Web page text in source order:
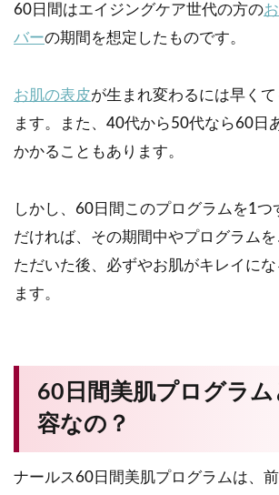
60日間はエイジングケア世代の方の
バーの期間を想定したものです。
お肌の表皮が生まれ変わるには早く
ます。また、40代から50代なら60日
かかることもあります。
しかし、60日間このプログラムを1つ
だければ、その期間中やプログラム
ただいた後、必ずやお肌がキレイに
ます。
60日間美肌プログラ
容なの？
ナールス60日間美肌プログラムは、